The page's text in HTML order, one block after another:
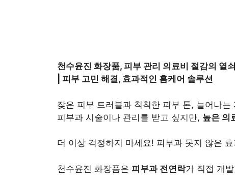
천수윤진 화장품, 피부 관리 의료비 절감의 열
| 피부 고민 해결, 효과적인 홈케어 솔루션
잦은 피부 트러블과 칙칙한 피부 톤, 늘어나는
피부과 시술이나 관리를 받고 싶지만, 높은 의
더 이상 걱정하지 마세요! 피부과 못지 않은
천수윤진 화장품은 피부과 전연락가 직접 개